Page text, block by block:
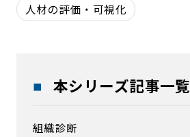
人材の評価・可視化
本シリーズ記事一覧
組織診断